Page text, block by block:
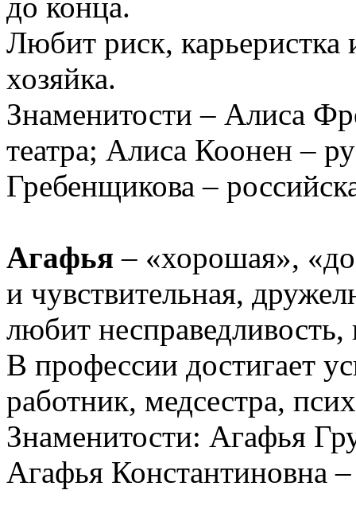
Любит риск, карьеристка
хозяйка.
Знаменитости – Алиса
театра; Алиса Коонен –
Гребенщикова –
Агафья – «хорошая»,
и чувствительная,
любит
В профессии достигает
работник, медсестра,
Знаменитости: Агафья
Агафья Константиновна